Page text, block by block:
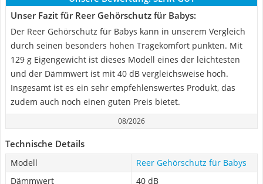
Unser Fazit für Reer Gehörschutz für Babys:
Der Reer Gehörschutz für Babys kann in unserem Vergleich
durch seinen besonders hohen Tragekomfort punkten. Mit
129 g Eigengewicht ist dieses Modell eines der leichtesten
und der Dämmwert ist mit 40 dB vergleichsweise hoch.
Insgesamt ist es ein sehr empfehlenswertes Produkt, das
zudem auch noch einen guten Preis bietet.
08/2026
Technische Details
Modell
Reer Gehörschutz für Babys
Dämmwert
40 dB